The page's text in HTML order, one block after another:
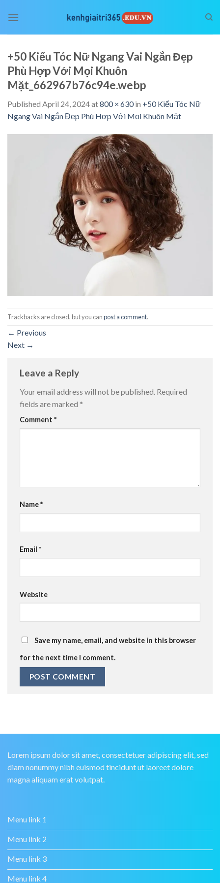
+50 Kiểu Tóc Nữ Ngang Vai Ngắn Đẹp
Phù Hợp Với Mọi Khuôn
Mặt_662967b76c94e.webp
Published April 24, 2024at800 × 630in +50 Kiểu Tóc Nữ
Ngang Vai Ngắn Đẹp Phù Hợp Với Mọi Khuôn Mặt
Trackbacks are closed, but you canpost a comment.
← Previous
Next →
Leave a Reply
Your email address will not be published. Required
fields are marked *
Comment *
Name*
Email *
Website
Save my name, email, and website in this browser
for the next time I comment.
Lorem ipsum dolor sit amet, consectetuer adipiscing elit, sed
diam nonummy nibh euismod tincidunt ut laoreet dolore
magna aliquam erat volutpat.
Menu link 1
Menu link 2
Menu link 3
Menu link 4